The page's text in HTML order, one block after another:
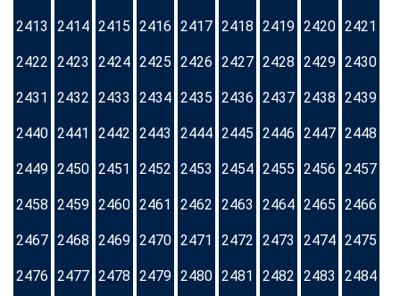
2413 2414 2415 2416 2417 2418 2419 2420 2421
2422 2423 2424 2425 2426 2427 2428 2429 2430
2431 2432 2433 2434 2435 2436 2437 2438 2439
2440 2441 2442 2443 2444 2445 2446 2447 2448
2449 2450 2451 2452 2453 2454 2455 2456 2457
2458 2459 2460 2461 2462 2463 2464 2465 2466
2467 2468 2469 2470 2471 2472 2473 2474 2475
2476 2477 2478 2479 2480 2481 2482 2483 2484